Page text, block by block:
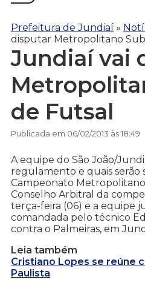
Prefeitura de Jundiaí »
disputar Metropolitano
Jundiaí vai
de Futsal
Publicada em 06/02/2013 às 18:49
A equipe do São João/
regulamento e quais serão
Campeonato Metropolitano
Conselho Arbitral da
terça-feira (06) e a equipe
comandada pelo técnico
contra o Palmeiras, em
Leia também
Cristiano Lopes se reúne
Paulista